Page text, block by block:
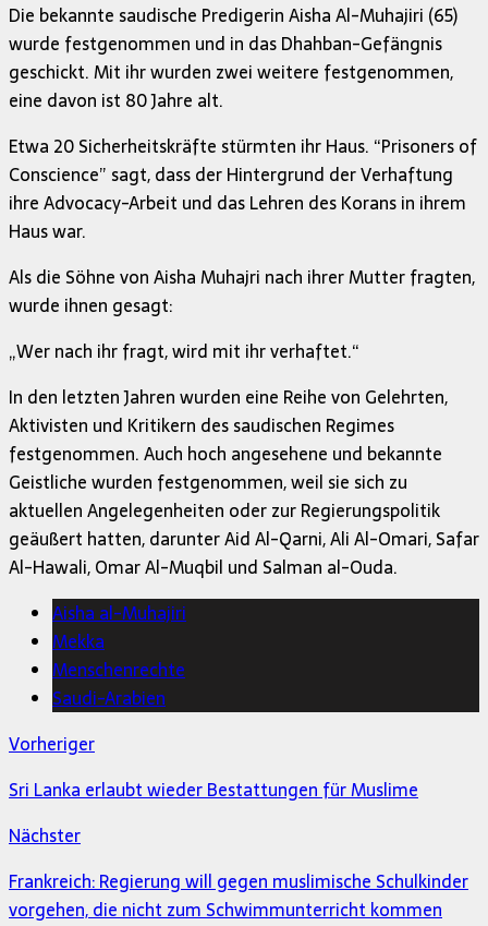
Die bekannte saudische Predigerin Aisha Al-Muhajiri (65)
wurde festgenommen und in das Dhahban-Gefängnis
geschickt. Mit ihr wurden zwei weitere festgenommen,
eine davon ist 80 Jahre alt.
Etwa 20 Sicherheitskräfte stürmten ihr Haus. “Prisoners of
Conscience” sagt, dass der Hintergrund der Verhaftung
ihre Advocacy-Arbeit und das Lehren des Korans in ihrem
Haus war.
Als die Söhne von Aisha Muhajri nach ihrer Mutter fragten,
wurde ihnen gesagt:
„Wer nach ihr fragt, wird mit ihr verhaftet.“
In den letzten Jahren wurden eine Reihe von Gelehrten,
Aktivisten und Kritikern des saudischen Regimes
festgenommen. Auch hoch angesehene und bekannte
Geistliche wurden festgenommen, weil sie sich zu
aktuellen Angelegenheiten oder zur Regierungspolitik
geäußert hatten, darunter Aid Al-Qarni, Ali Al-Omari, Safar
Al-Hawali, Omar Al-Muqbil und Salman al-Ouda.
Aisha al-Muhajiri
Mekka
Menschenrechte
Saudi-Arabien
Vorheriger
Sri Lanka erlaubt wieder Bestattungen für Muslime
Nächster
Frankreich: Regierung will gegen muslimische Schulkinder
vorgehen, die nicht zum Schwimmunterricht kommen